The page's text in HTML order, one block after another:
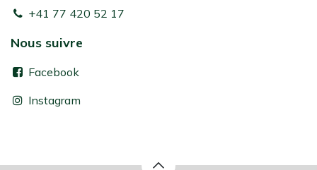
+41 77 420 52 17
Nous suivre
Facebook
Instagram